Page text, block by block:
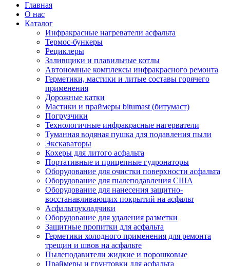
Главная
О нас
Каталог
Инфракрасные нагреватели асфальта
Термос-бункеры
Рециклеры
Заливщики и плавильные котлы
Автономные комплексы инфракрасного ремонта
Герметики, мастики и литые составы горячего
применения
Дорожные катки
Мастики и праймеры bitumast (битумаст)
Погрузчики
Технологичные инфракрасные нагерватели
Туманная водяная пушка для подавления пыли
Экскаваторы
Кохеры для литого асфальта
Портативные и прицепные гудронаторы
Оборудование для очистки поверхности асфальта
Оборудование для пылеподавления США
Оборудование для нанесения защитно-
восстанавливающих покрытий на асфальт
Асфальтоукладчики
Оборудование для удаления разметки
Защитные пропитки для асфальта
Герметики холодного применения для ремонта
трещин и швов на асфальте
Пылеподавители жидкие и порошковые
Праймеры и грунтовки для асфальта